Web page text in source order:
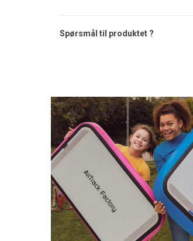
Spørsmål til produktet ?